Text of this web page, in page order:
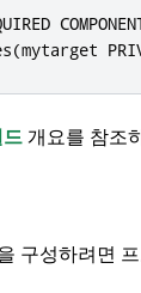
(mytarget
개요를 참조
구성하려면